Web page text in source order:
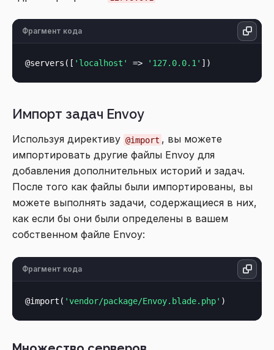
Фрагмент кода
@servers([ 'localhost' => '127.0.0.1'
Импорт задач Envoy
Используя директиву @import , вы можете
импортировать другие файлы Envoy для
добавления дополнительных историй и задач.
После того как файлы были импортированы, вы
можете выполнять задачи, содержащиеся в них,
как если бы они были определены в вашем
собственном файле Envoy:
Фрагмент кода
@import( 'vendor/package/Envoy.blade.php'